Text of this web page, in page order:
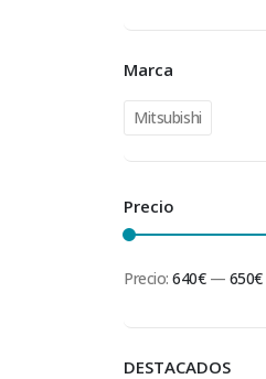
Marca
Mitsubishi
Precio
Precio:640€— 650€
DESTACADOS